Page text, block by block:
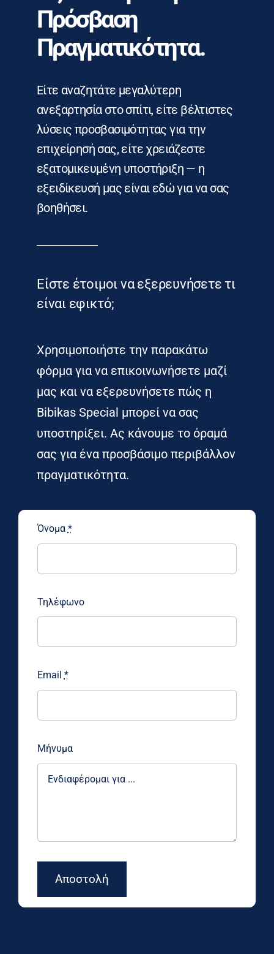
Πρόσβαση
Πραγματικότητα.
Είτε αναζητάτε μεγαλύτερη
ανεξαρτησία στο σπίτι, είτε βέλτιστες
λύσεις προσβασιμότητας για την
επιχείρησή σας, είτε χρειάζεστε
εξατομικευμένη υποστήριξη — η
εξειδίκευσή μας είναι εδώ για να σας
βοηθήσει.
Είστε έτοιμοι να εξερευνήσετε τι
είναι εφικτό;
Χρησιμοποιήστε την παρακάτω
φόρμα για να επικοινωνήσετε μαζί
μας και να εξερευνήσετε πώς η
Bibikas Special μπορεί να σας
υποστηρίξει. Ας κάνουμε το όραμά
σας για ένα προσβάσιμο περιβάλλον
πραγματικότητα.
Όνομα *
Τηλέφωνο
Email *
Μήνυμα
Αποστολή